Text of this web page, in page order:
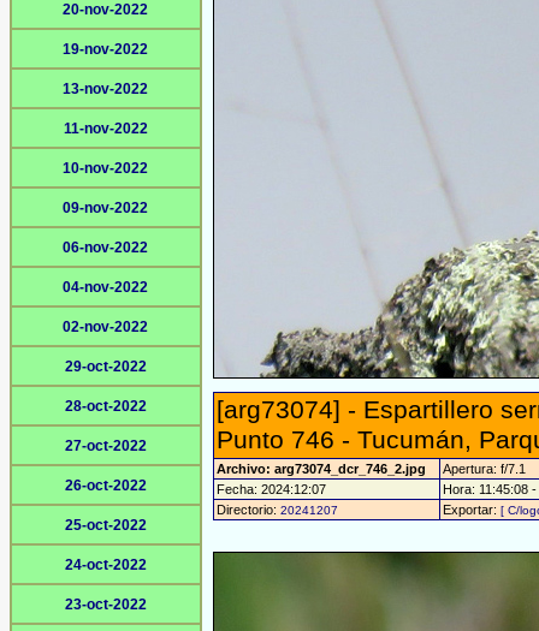
20-nov-2022
19-nov-2022
13-nov-2022
11-nov-2022
10-nov-2022
09-nov-2022
06-nov-2022
04-nov-2022
02-nov-2022
29-oct-2022
28-oct-2022
27-oct-2022
26-oct-2022
25-oct-2022
24-oct-2022
23-oct-2022
[arg73074] - Espartillero
Punto 746 - Tucumán,
Archivo: arg73074_dcr_746_2.jpg
Apertura: f/7.1
Fecha: 2024:12:07
Hora: 11:45:08
Directorio: 20241207 Exportar: [ C/